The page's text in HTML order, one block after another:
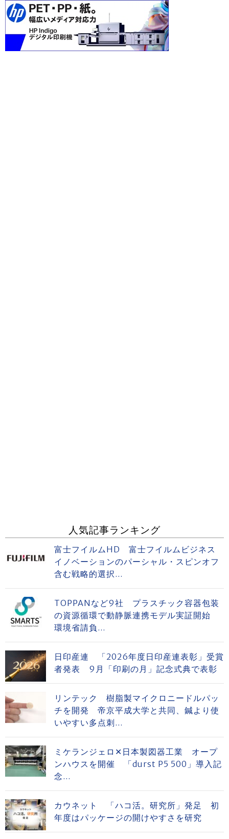
人気記事ランキング
富士フイルムHD 富士フイルムビジネス
イノベーションのパーシャル・スピンオフ
含む戦略的選択...
TOPPANなど9社 プラスチック容器包装
の資源循環で動静脈連携モデル実証開始
環境省請負...
日印産連 「2026年度日印産連表彰」受賞
者発表 9月「印刷の月」記念式典で表彰
リンテック 樹脂製マイクロニードルパッ
チを開発 帝京平成大学と共同、鍼より使
いやすい多点刺...
ミケランジェロ✕日本製図器工業 オープ
ンハウスを開催 「durst P5 500」導入記
念...
カウネット 「ハコ活。研究所」発足 初
年度はパッケージの開けやすさを研究